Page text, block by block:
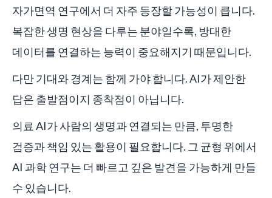
자가면역 연구에서 더 자주 등장할 가능성이 큽니다.
복잡한 생명 현상을 다루는 분야일수록, 방대한
데이터를 연결하는 능력이 중요해지기 때문입니다.
다만 기대와 경계는 함께 가야 합니다. AI가 제안한
답은 출발점이지 종착점이 아닙니다.
의료 AI가 사람의 생명과 연결되는 만큼, 투명한
검증과 책임 있는 활용이 필요합니다. 그 균형 위에서
AI 과학 연구는 더 빠르고 깊은 발견을 가능하게 만들
수 있습니다.